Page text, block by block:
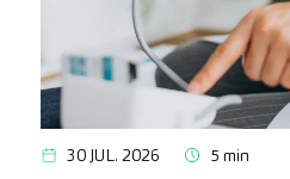
30 JUL. 2026 5 min